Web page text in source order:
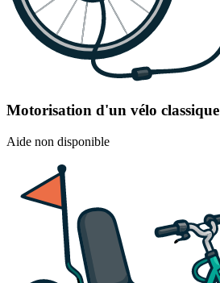
Motorisation d'un vélo classique
Aide non disponible